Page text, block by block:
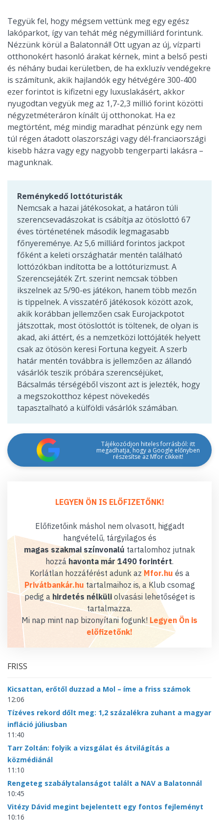
Tegyük fel, hogy mégsem vettünk meg egy egész
lakóparkot, így van tehát még négymilliárd forintunk.
Nézzünk körül a Balatonnál! Ott ugyan az új, vízparti
otthonokért hasonló árakat kérnek, mint a belső pesti
és néhány budai kerületben, de ha exkluzív vendégekre
is számítunk, akik hajlandók egy hétvégére 300-400
ezer forintot is kifizetni egy luxuslakásért, akkor
nyugodtan vegyük meg az 1,7-2,3 millió forint közötti
négyzetméteráron kínált új otthonokat. Ha ez
megtörtént, még mindig maradhat pénzünk egy nem
túl régen átadott olaszországi vagy dél-franciaországi
kisebb házra vagy egy nagyobb tengerparti lakásra –
magunknak.
Reménykedő lottóturisták
Nemcsak a hazai játékosokat, a határon túli
szerencsevadászokat is csábítja az ötöslottó 67
éves történetének második legmagasabb
főnyereménye. Az 5,6 milliárd forintos jackpot
főként a keleti országhatár mentén található
lottózókban indította be a lottóturizmust. A
Szerencsejáték Zrt. szerint nemcsak többen
ikszelnek az 5/90-es játékon, hanem több mezőn
is tippelnek. A visszatérő játékosok között azok,
akik korábban jellemzően csak Eurojackpotot
játszottak, most ötöslottót is töltenek, de olyan is
akad, aki áttért, és a nemzetközi lottójáték helyett
csak az ötösön keresi Fortuna kegyeit. A szerb
határ mentén továbbra is jellemzően az állandó
vásárlók teszik próbára szerencséjüket,
Bácsalmás térségéből viszont azt is jelezték, hogy
a megszokotthoz képest növekedés
tapasztalható a külföldi vásárlók számában.
Tájékozódjon hiteles forrásból: itt
megadhatja, hogy a Google előnyben
részesítse az Mfor cikkeit!
LEGYEN ÖN IS ELŐFIZETŐNK!
Előfizetőink máshol nem olvasott, higgadt
hangvételű, tárgyilagos és
magas szakmai színvonalú tartalomhoz jutnak
hozzáhavonta már 1490 forintért.
Korlátlan hozzáférést adunk az Mfor.hu és a
Privátbankár.hu tartalmaihoz is, a Klub csomag
pedig a hirdetés nélküliolvasási lehetőséget is
tartalmazza.
Mi nap mint nap bizonyítani fogunk! Legyen Ön is
előfizetőnk!
FRISS
Kicsattan, erőtől duzzad a Mol – íme a friss számok
12:06
Tízéves rekord dőlt meg: 1,2 százalékra zuhant a magyar
infláció júliusban
11:40
Tarr Zoltán: folyik a vizsgálat és átvilágítás a
közmédiánál
11:10
Rengeteg szabálytalanságot talált a NAV a Balatonnál
10:45
Vitézy Dávid megint bejelentett egy fontos fejleményt
10:16